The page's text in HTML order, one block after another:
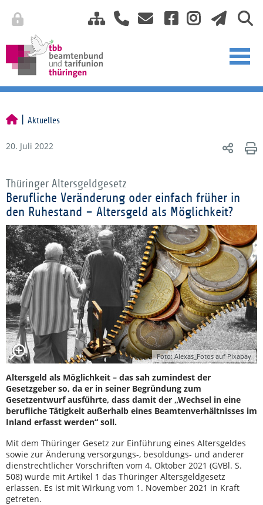
Aktuelles
20. Juli 2022
Thüringer Altersgeldgesetz
Berufliche Veränderung oder einfach früher in
den Ruhestand – Altersgeld als Möglichkeit?
Foto: Alexas_Fotos auf Pixabay
Altersgeld als Möglichkeit – das sah zumindest der
Gesetzgeber so, da er in seiner Begründung zum
Gesetzentwurf ausführte, dass damit der „Wechsel in eine
berufliche Tätigkeit außerhalb eines Beamtenverhältnisses im
Inland erfasst werden“ soll.
Mit dem Thüringer Gesetz zur Einführung eines Altersgeldes
sowie zur Änderung versorgungs-, besoldungs- und anderer
dienstrechtlicher Vorschriften vom 4. Oktober 2021 (GVBl. S.
508) wurde mit Artikel 1 das Thüringer Altersgeldgesetz
erlassen. Es ist mit Wirkung vom 1. November 2021 in Kraft
getreten.